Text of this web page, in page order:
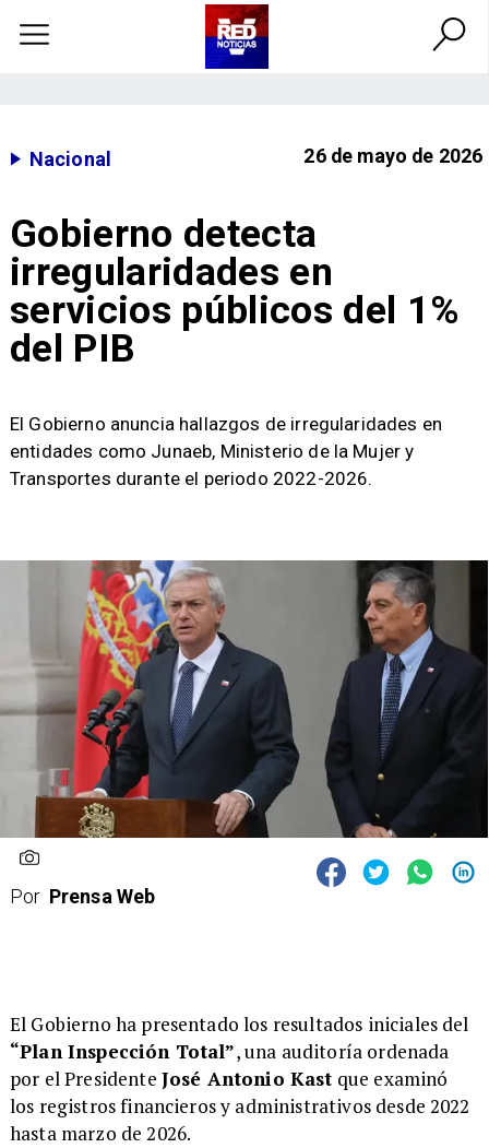
Nacional 26 de mayo de 2026
Gobierno detecta
irregularidades en
servicios públicos del 1%
del PIB
El Gobierno anuncia hallazgos de irregularidades en
entidades como Junaeb, Ministerio de la Mujer y
Transportes durante el periodo 2022-2026.
Por Prensa Web
El Gobierno ha presentado los resultados iniciales del
“Plan Inspección Total”, una auditoría ordenada
por el Presidente José Antonio Kast que examinó
los registros financieros y administrativos desde 2022
hasta marzo de 2026.